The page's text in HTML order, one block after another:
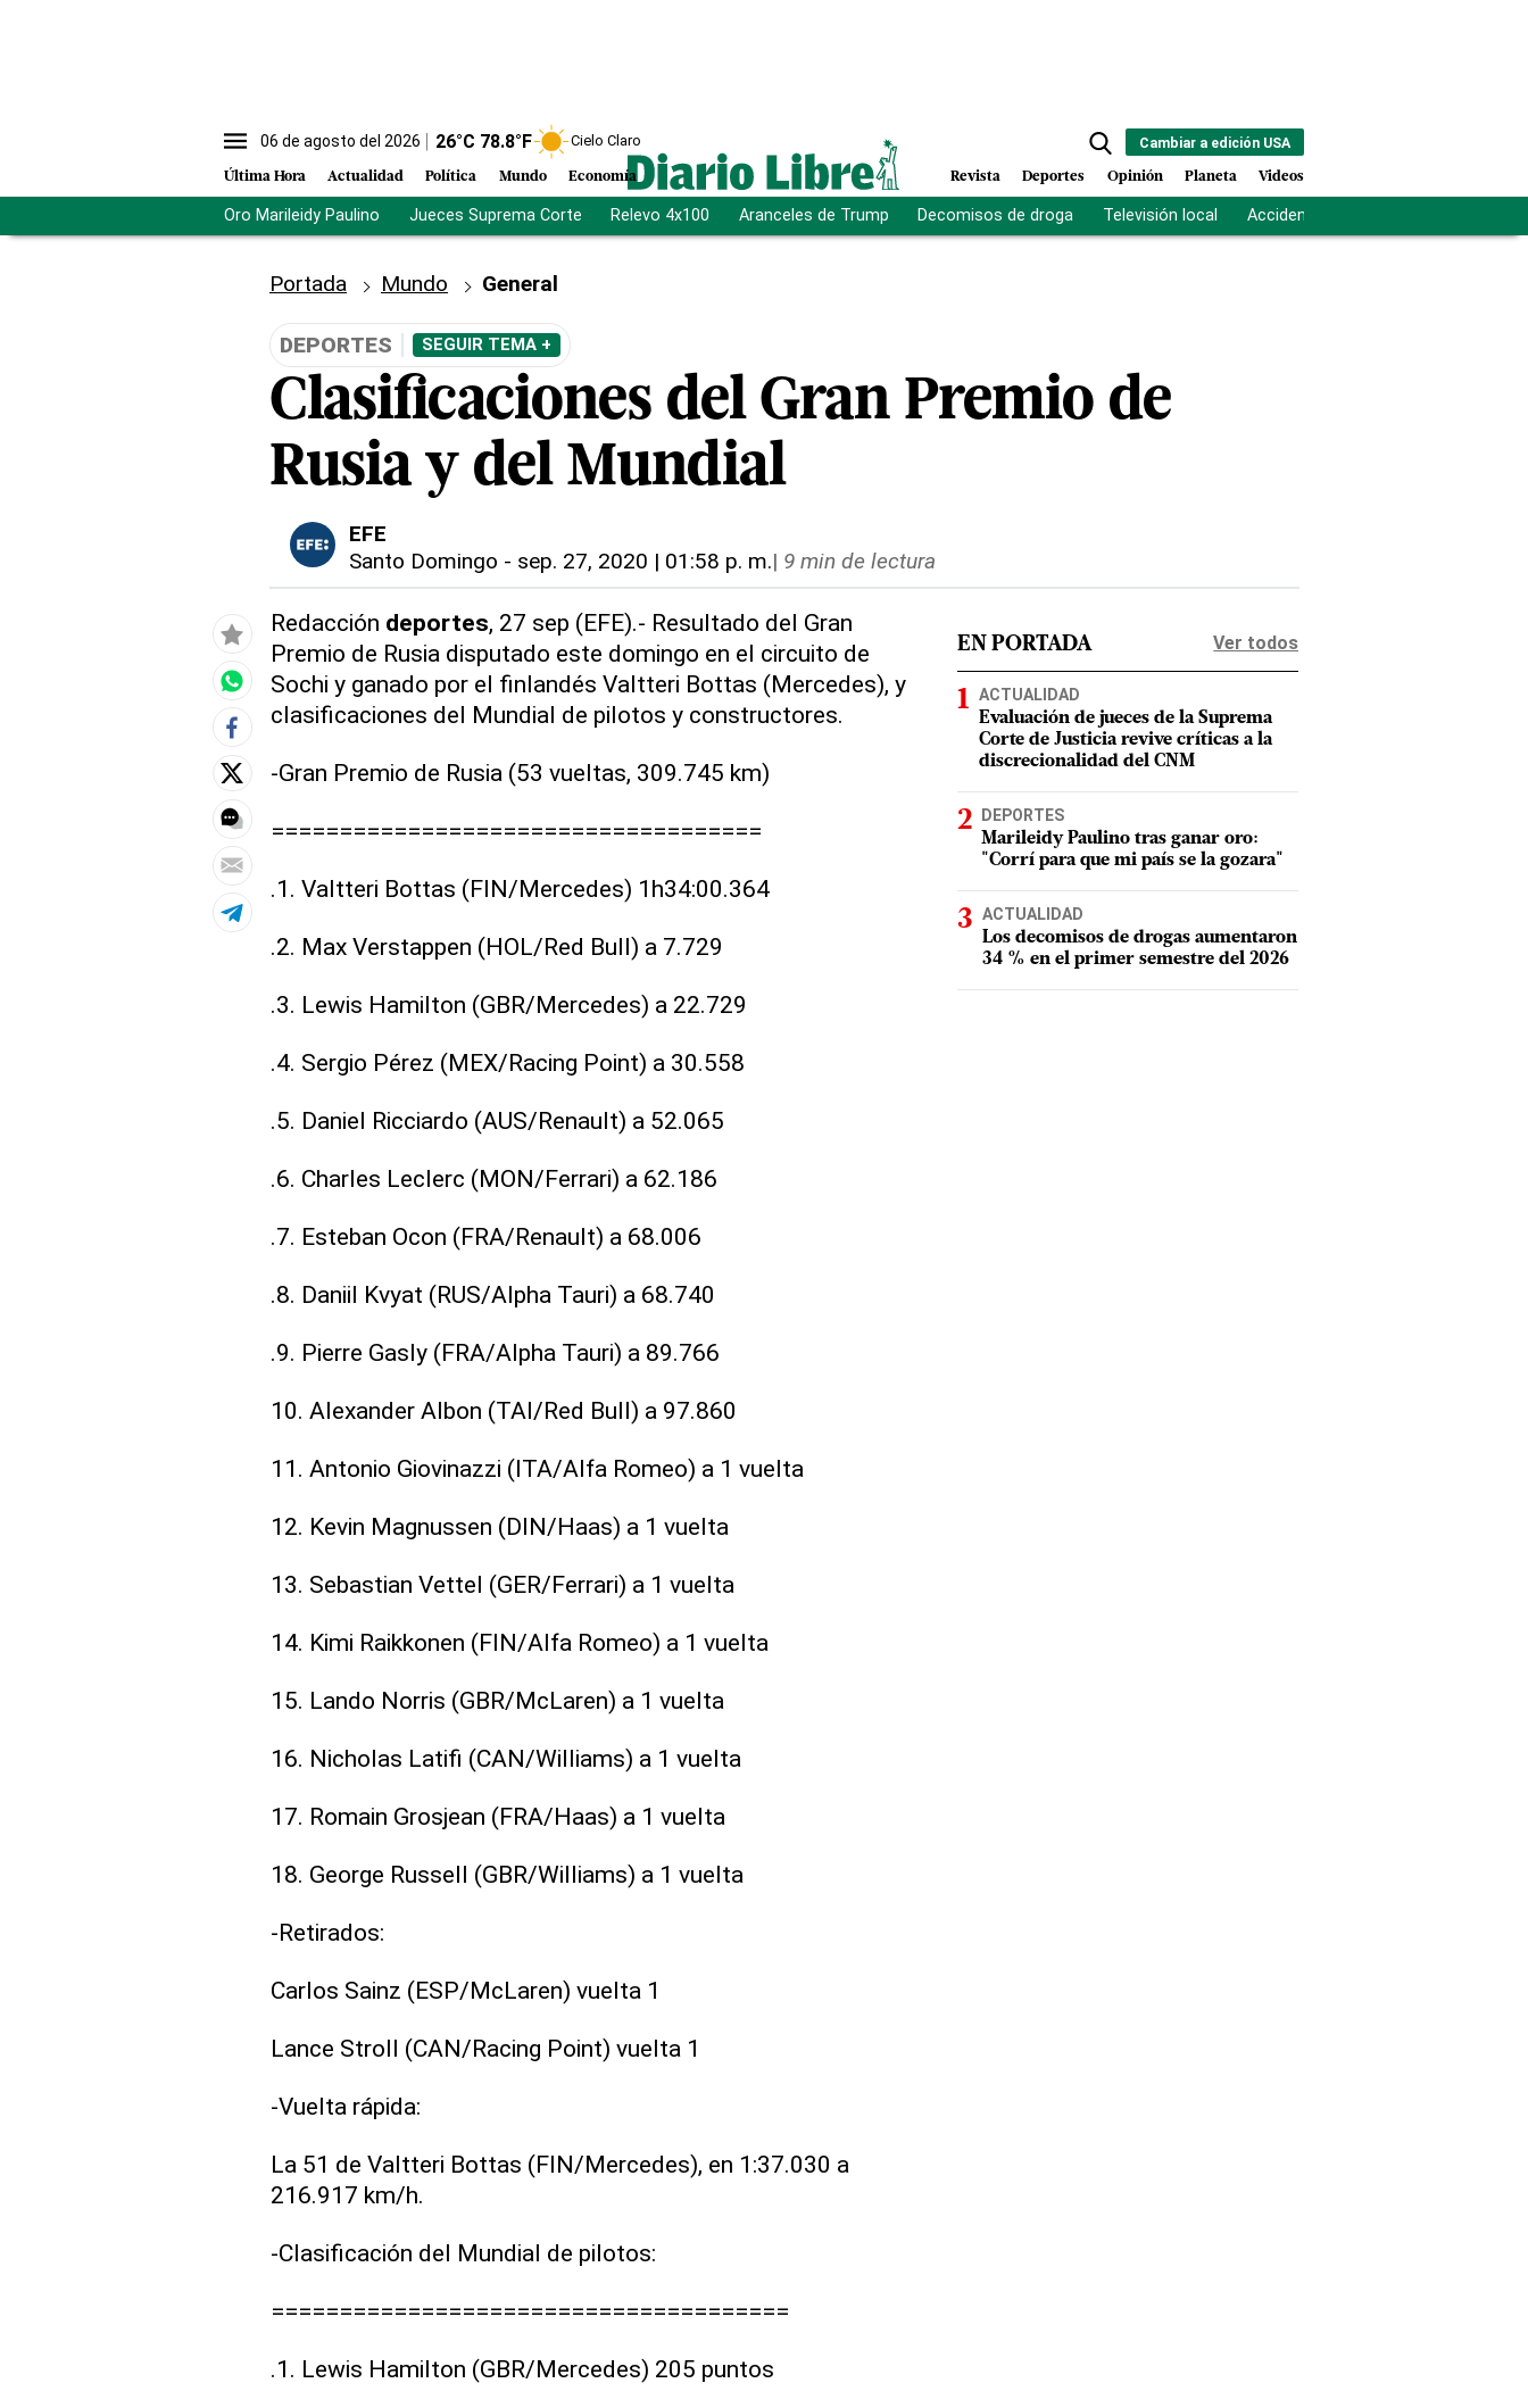
06 de agosto del 2026 26°C 78.8°F Cielo Claro
Última Hora Actualidad Política Mundo Economía
Cambiar a edición USA
Revista Deportes Opinión Planeta Videos
Oro Marileidy Paulino Jueces Suprema Corte Relevo 4x100 Aranceles de Trump Decomisos de droga Televisión local Accidente Los Ríos
Portada Mundo General
DEPORTES SEGUIR TEMA +
Clasificaciones del Gran Premio de
Rusia y del Mundial
EFE
Santo Domingo - sep. 27, 2020 | 01:58 p. m.| 9 min de lectura
Redacción deportes, 27 sep (EFE).- Resultado del Gran
Premio de Rusia disputado este domingo en el circuito de
Sochi y ganado por el finlandés Valtteri Bottas (Mercedes), y
clasificaciones del Mundial de pilotos y constructores.
-Gran Premio de Rusia (53 vueltas, 309.745 km)
====================================
.1. Valtteri Bottas (FIN/Mercedes) 1h34:00.364
.2. Max Verstappen (HOL/Red Bull) a 7.729
.3. Lewis Hamilton (GBR/Mercedes) a 22.729
.4. Sergio Pérez (MEX/Racing Point) a 30.558
.5. Daniel Ricciardo (AUS/Renault) a 52.065
.6. Charles Leclerc (MON/Ferrari) a 62.186
.7. Esteban Ocon (FRA/Renault) a 68.006
.8. Daniil Kvyat (RUS/Alpha Tauri) a 68.740
.9. Pierre Gasly (FRA/Alpha Tauri) a 89.766
10. Alexander Albon (TAI/Red Bull) a 97.860
11. Antonio Giovinazzi (ITA/Alfa Romeo) a 1 vuelta
12. Kevin Magnussen (DIN/Haas) a 1 vuelta
13. Sebastian Vettel (GER/Ferrari) a 1 vuelta
14. Kimi Raikkonen (FIN/Alfa Romeo) a 1 vuelta
15. Lando Norris (GBR/McLaren) a 1 vuelta
16. Nicholas Latifi (CAN/Williams) a 1 vuelta
17. Romain Grosjean (FRA/Haas) a 1 vuelta
18. George Russell (GBR/Williams) a 1 vuelta
-Retirados:
Carlos Sainz (ESP/McLaren) vuelta 1
Lance Stroll (CAN/Racing Point) vuelta 1
-Vuelta rápida:
La 51 de Valtteri Bottas (FIN/Mercedes), en 1:37.030 a
216.917 km/h.
-Clasificación del Mundial de pilotos:
======================================
.1. Lewis Hamilton (GBR/Mercedes) 205 puntos
EN PORTADA Ver todos
ACTUALIDAD
Evaluación de jueces de la Suprema
Corte de Justicia revive críticas a la
discrecionalidad del CNM
DEPORTES
Marileidy Paulino tras ganar oro:
"Corrí para que mi país se la gozara"
ACTUALIDAD
Los decomisos de drogas aumentaron
34 % en el primer semestre del 2026